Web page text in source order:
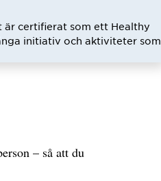
är certifierat som ett Healthy
initiativ och aktiviteter som
– så att du